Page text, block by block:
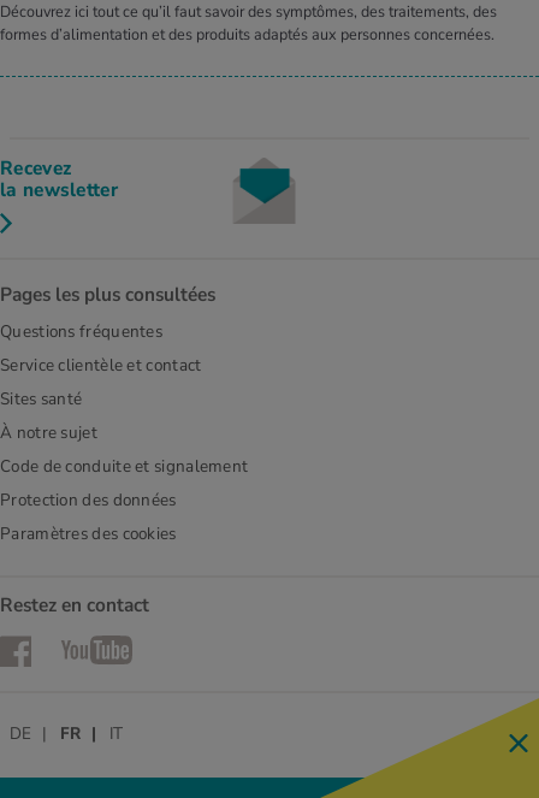
Découvrez ici tout ce qu’il faut savoir des symptômes, des traitements, des
formes d’alimentation et des produits adaptés aux personnes concernées.
Recevez
la newsletter
Pages les plus consultées
Questions fréquentes
Service clientèle et contact
Sites santé
À notre sujet
Code de conduite et signalement
Protection des données
Paramètres des cookies
Restez en contact
FacebookYouTube
DE FR IT